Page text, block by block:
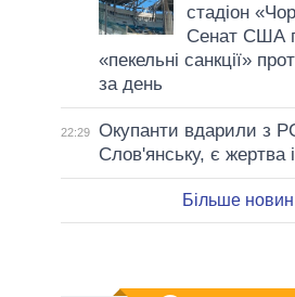
стадіон
Сенат США
«пекельні санкції»
за день
22:29
Окупанти вдарили з
Слов'янську, є жертва
Більше новин